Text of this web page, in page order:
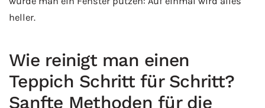
heller.
Wie reinigt man einen
Teppich Schritt für Schritt?
Sanfte Methoden für die